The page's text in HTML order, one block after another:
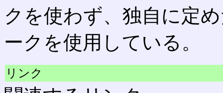
クを使わず、独自に定
ークを使用している。
リンク